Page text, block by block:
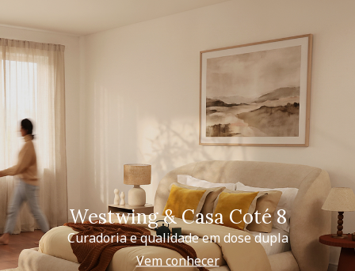
Westwing & Casa Coté 8
Curadoria e qualidade em dose dupla
Vem conhecer